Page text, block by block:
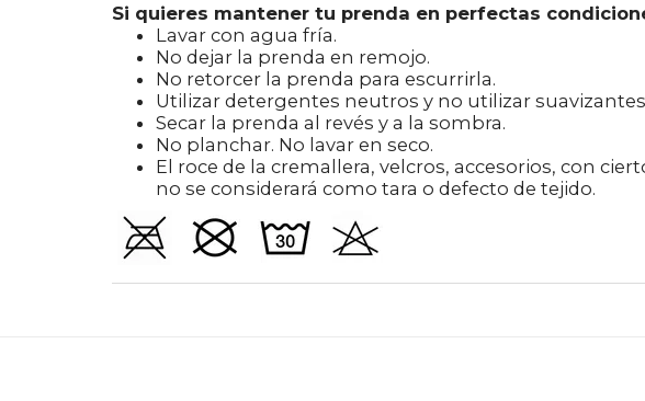
Si quieres mantener tu prenda en perfectas
Lavar con agua fría.
No dejar la prenda en remojo.
No retorcer la prenda para escurrirla.
Utilizar detergentes neutros y no utilizar
Secar la prenda al revés y a la sombra.
No planchar. No lavar en seco.
El roce de la cremallera, velcros, accesorios, con
no se considerará como tara o defecto de tejido.